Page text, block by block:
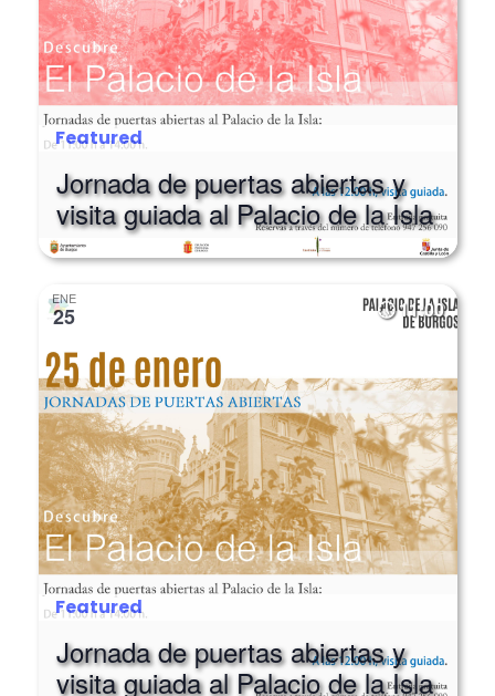
Featured
Jornada de puertas abiertas y
visita guiada al Palacio de la Isla
ENE
25 11:00
Featured
Jornada de puertas abiertas y
visita guiada al Palacio de la Isla